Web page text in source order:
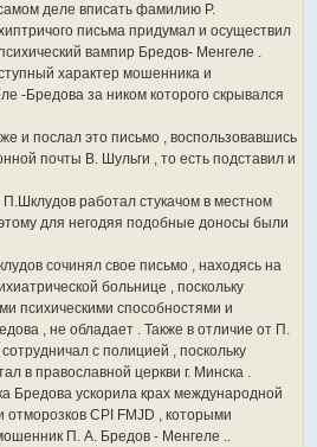
деле вписать фамилию Р.
письма придумал и осуществил
вампир Бредов- Менгеле .
характер мошенника и
-Бредова за ником которого скрывался
и послал это письмо , воспользовавшись
почты В. Шульги , то есть подставил и
работал стукачом в местном
для негодяя подобные доносы были
сочинял свое письмо , находясь на
больнице , поскольку
психическими способностями и
, не обладает . Также в отличие от П.
с полицией , поскольку
в православной церкви г. Минска .
Бредова ускорила крах международной
отморозков CPI FMJD , которыми
П. А. Бредов - Менгеле ..